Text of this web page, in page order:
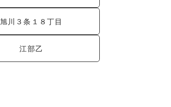
旭川３条１８丁目
江部乙